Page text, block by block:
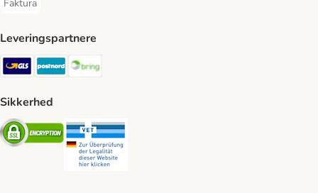
Faktura
Faktura Payment Method
Leveringspartnere
GLS Shipping Method
Postnord Shipping Method
Sikkerhed
Security